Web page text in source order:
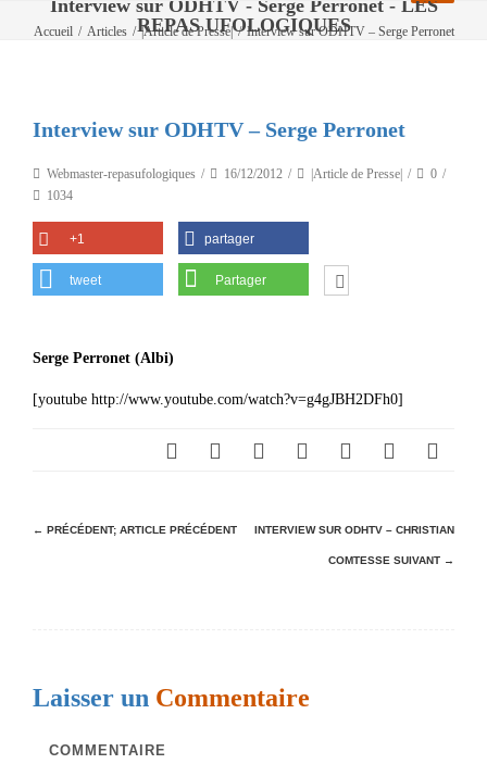
Interview sur ODHTV - Serge Perronet - LES
REPAS UFOLOGIQUES
Accueil / Articles / |Article de Presse| / Interview sur ODHTV – Serge Perronet
Interview sur ODHTV – Serge Perronet
Webmaster-repasufologiques 16/12/2012 |Article de Presse|
0
1034
+1 partager
tweet Partager
Serge Perronet (Albi)
[youtube http://www.youtube.com/watch?v=g4gJBH2DFh0]
N
a
← PRÉCÉDENT; ARTICLE PRÉCÉDENT INTERVIEW SUR ODHTV – CHRISTIAN
COMTESSE SUIVANT →
Laisser un Commentaire
COMMENTAIRE